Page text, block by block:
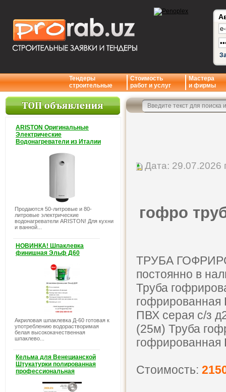
Тендеры
строительные
Стоимость
работ и услуг
Мастера
и фирмы
ARISTON Оригинальные
Электрические
Водонагреватели из Италии
Продаются 50-литровые и 80-
литровые электрические
водонагреватели ARISTON! Для кухни
и ванной...
НОВИНКА! Шпаклевка
финишная Эльф Д60
Акриловая шпаклевка Д-60 готовая к
употреблению водорастворимая
белая высококачественная
шпаклево...
Кельма для Венецианской
Штукатурки полированная
профессиональная
Дата: 29.07.2026
гофро
ТРУБА
постоянно в
Труба
гофрированная
ПВХ серая с/з
(25м) Труба
Стоимость: